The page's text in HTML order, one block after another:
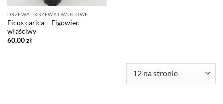
DRZEWA I KRZEWY OWOCOWE
Ficus carica – Figowiec
właściwy
60,00zł